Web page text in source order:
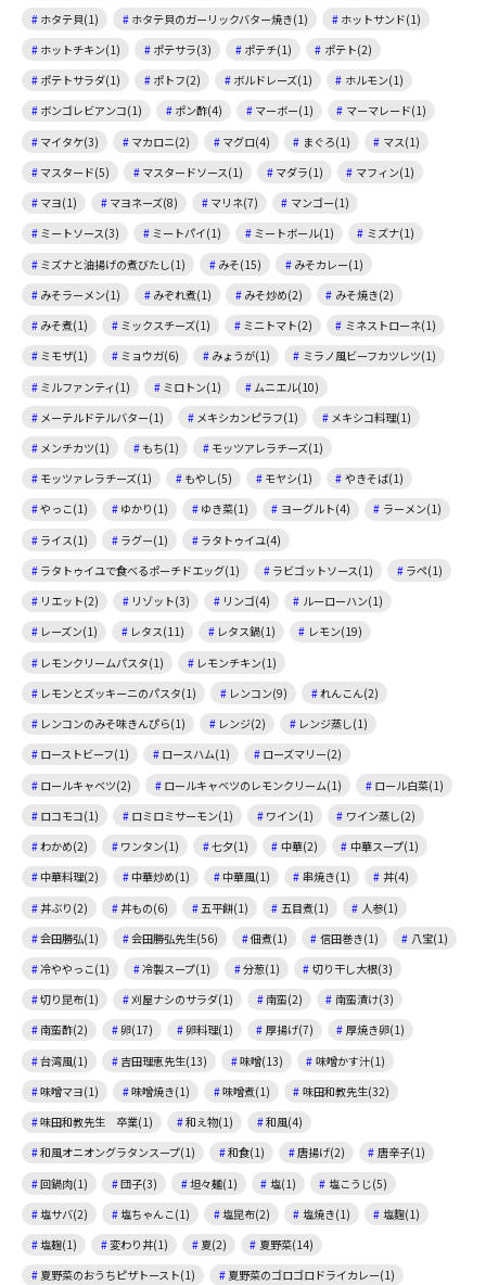
ホタテ貝(1)
ホタテ貝のガーリックバター焼き(1)
ホットサンド(1)
ホットチキン(1)
ポテサラ(3) ポテチ(1)
ポテト(2)
ポテトサラダ(1)
ポトフ(2) ボルドレーズ(1)
ホルモン(1)
ボンゴレビアンコ(1)
ポン酢(4) マーボー(1)
マーマレード(1)
マイタケ(3)
マカロニ(2) マグロ(4) まぐろ(1)
マス(1)
マスタード(5)
マスタードソース(1) マダラ(1)
マフィン(1)
マヨ(1)
マヨネーズ(8) マリネ(7)
マンゴー(1)
ミートソース(3)
ミートパイ(1) ミートボール(1)
ミズナ(1)
ミズナと油揚げの煮びたし(1)
みそ(15)
みそカレー(1)
みそラーメン(1)
みぞれ煮(1) みそ炒め(2)
みそ焼き(2)
みそ煮(1)
ミックスチーズ(1) ミニトマト(2)
ミネストローネ(1)
ミモザ(1)
ミョウガ(6) みょうが(1)
ミラノ風ビーフカツレツ(1)
ミルファンティ(1)
ミロトン(1)
ムニエル(10)
メーテルドテルバター(1)
メキシカンピラフ(1)
メキシコ料理(1)
メンチカツ(1)
もち(1)
モッツアレラチーズ(1)
モッツァレラチーズ(1)
もやし(5) モヤシ(1)
やきそば(1)
やっこ(1)
ゆかり(1) ゆき菜(1) ヨーグルト(4)
ラーメン(1)
ライス(1)
ラグー(1)
ラタトゥイユ(4)
ラタトゥイユで食べるポーチドエッグ(1)
ラビゴットソース(1)
ラペ(1)
リエット(2)
リゾット(3) リンゴ(4)
ルーローハン(1)
レーズン(1)
レタス(11) レタス鍋(1)
レモン(19)
レモンクリームパスタ(1)
レモンチキン(1)
レモンとズッキーニのパスタ(1)
レンコン(9)
れんこん(2)
レンコンのみそ味きんぴら(1)
レンジ(2)
レンジ蒸し(1)
ローストビーフ(1)
ロースハム(1)
ローズマリー(2)
ロールキャベツ(2)
ロールキャベツのレモンクリーム(1)
ロール白菜(1)
ロコモコ(1)
ロミロミサーモン(1) ワイン(1)
ワイン蒸し(2)
わかめ(2)
ワンタン(1) 七夕(1) 中華(2)
中華スープ(1)
中華料理(2)
中華炒め(1) 中華風(1) 串焼き(1)
丼(4)
丼ぶり(2)
丼もの(6) 五平餅(1) 五目煮(1)
人参(1)
会田勝弘(1)
会田勝弘先生(56) 佃煮(1) 信田巻き(1)
八宝(1)
冷ややっこ(1)
冷製スープ(1) 分葱(1)
切り干し大根(3)
切り昆布(1)
刈屋ナシのサラダ(1) 南蛮(2)
南蛮漬け(3)
南蛮酢(2)
卵(17) 卵料理(1) 厚揚げ(7)
厚焼き卵(1)
台湾風(1)
吉田理恵先生(13) 味噌(13)
味噌かす汁(1)
味噌マヨ(1)
味噌焼き(1) 味噌煮(1)
味田和教先生(32)
味田和教先生 卒業(1)
和え物(1)
和風(4)
和風オニオングラタンスープ(1)
和食(1) 唐揚げ(2)
唐辛子(1)
回鍋肉(1)
団子(3) 坦々麺(1) 塩(1)
塩こうじ(5)
塩サバ(2)
塩ちゃんこ(1) 塩昆布(2) 塩焼き(1)
塩麴(1)
塩麹(1)
変わり丼(1) 夏(2)
夏野菜(14)
夏野菜のおうちピザトースト(1)
夏野菜のゴロゴロドライカレー(1)